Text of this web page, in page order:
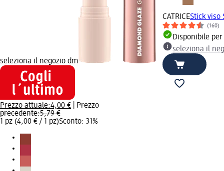
seleziona il negozio dm
Prezzo attuale:4,00 €
Prezzo
precedente:5,79 €
1 pz (4,00 € / 1 pz)Sconto: 31%
CATRICEStick viso
(160)
Disponibile
seleziona il